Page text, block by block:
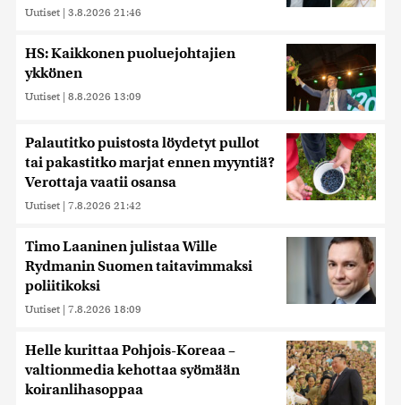
Uutiset | 3.8.2026 21:46
HS: Kaikkonen puoluejohtajien
ykkönen
Uutiset | 8.8.2026 13:09
Palautitko puistosta löydetyt pullot
tai pakastitko marjat ennen myyntiä?
Verottaja vaatii osansa
Uutiset | 7.8.2026 21:42
Timo Laaninen julistaa Wille
Rydmanin Suomen taitavimmaksi
poliitikoksi
Uutiset | 7.8.2026 18:09
Helle kurittaa Pohjois-Koreaa –
valtionmedia kehottaa syömään
koiranlihasoppaa